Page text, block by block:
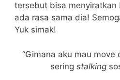
tersebut bisa menyiratkan
ada rasa sama dia!
Yuk simak!
“Gimana aku mau move
sering stalking